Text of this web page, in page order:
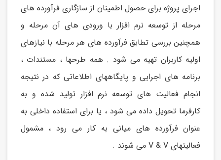
اجرای پروژه برای حصول اطمینان از سازگاری فرآورده های
مرحله از توسعه نرم افزار با ورودی های آن مرحله و
همچنین بررسی تطابق فرآورده های هر مرحله با نیازهای
اولیه کاربران تهیه می شود . همه طرحها ، مستندات ،
برنامه های اجرایی و پایگاههای اطلاعاتی که در نتیجه
انجام فعالیت های توسعه نرم افزار تولید شده و به
کارفرما تحویل داده می شود ، یا برای استفاده داخلی به
عنوان فرآورده های میانی به کار می رود ، مشمول
فعالیتهای V & V می شوند .